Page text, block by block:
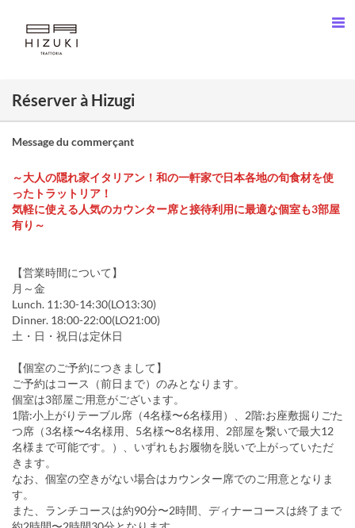
Réserver à Hizugi
Message du commerçant
～大人の隠れ家イタリアン！和の一軒家で日本各地の旬食材を使
ったトラットリア！
気軽に使える人気のカウンター席と接待利用に最適な個室も3部屋
有り～
【営業時間について】
月～金
Lunch. 11:30-14:30(LO13:30)
Dinner. 18:00-22:00(LO21:00)
土・日・祝日は定休日
【個室のご予約につきまして】
ご予約はコース（前日まで）のみとなります。
個室は3部屋ご用意がございます。
1階:小上がりテーブル席（4名様〜6名様用）、2階:お座敷掘りごた
つ席（3名様〜4名様用、5名様〜8名様用、2部屋を繋いで最大12
名様まで可能です。）、いずれもお履物を脱いで上がっていただ
きます。
なお、個室の空きがない場合はカウンター席でのご用意となりま
す。
また、ランチコースは約90分〜2時間、ディナーコースは終了まで